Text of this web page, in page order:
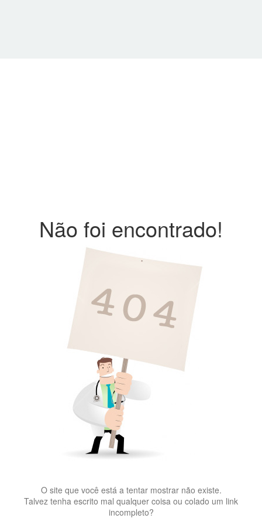
Não foi encontrado!
O site que você está a tentar mostrar não existe.
Talvez tenha escrito mal qualquer coisa ou colado um link
incompleto?